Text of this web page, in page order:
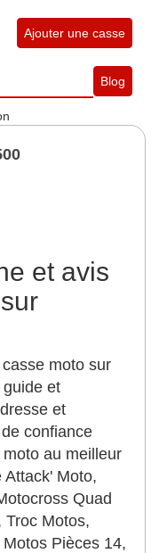
Ajouter une casse
Blog
et avis
moto sur
et
et
confiance
au meilleur
Attack' Moto,
Quad
Troc Motos,
Pièces 14,